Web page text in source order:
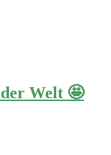
Welt 🤩